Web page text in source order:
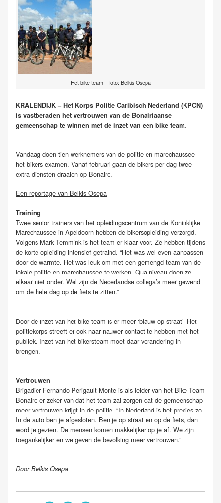
Het bike team – foto: Belkis Osepa
KRALENDIJK – Het Korps Politie Caribisch Nederland (KPCN)
is vastberaden het vertrouwen van de Bonairiaanse
gemeenschap te winnen met de inzet van een bike team.
Vandaag doen tien werknemers van de politie en marechaussee
het bikers examen. Vanaf februari gaan de bikers per dag twee
extra diensten draaien op Bonaire.
Een reportage van Belkis Osepa
Training
Twee senior trainers van het opleidingscentrum van de Koninklijke
Marechaussee in Apeldoorn hebben de bikersopleiding verzorgd.
Volgens Mark Temmink is het team er klaar voor. Ze hebben tijdens
de korte opleiding intensief getraind. “Het was wel even aanpassen
door de warmte. Het was leuk om met een gemengd team van de
lokale politie en marechaussee te werken. Qua niveau doen ze
elkaar niet onder. Wel zijn de Nederlandse collega’s meer gewend
om de hele dag op de fiets te zitten.”
Door de inzet van het bike team is er meer ‘blauw op straat’. Het
politiekorps streeft er ook naar nauwer contact te hebben met het
publiek. Inzet van het bikersteam moet daar verandering in
brengen.
Vertrouwen
Brigadier Fernando Perigault Monte is als leider van het Bike Team
Bonaire er zeker van dat het team zal zorgen dat de gemeenschap
meer vertrouwen krijgt in de politie. “In Nederland is het precies zo.
In de auto ben je afgesloten. Ben je op straat en op de fiets, dan
word je gezien. De mensen komen makkelijker op je af. We zijn
toegankelijker en we geven de bevolking meer vertrouwen.”
Door Belkis Osepa